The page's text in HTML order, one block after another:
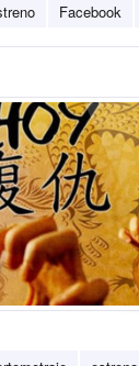
Facebook